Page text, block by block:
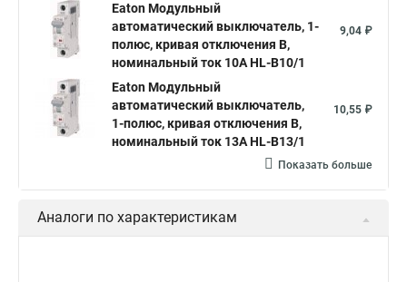
Eaton Модульный
автоматический выключатель, 1-
полюс, кривая отключения B,
номинальный ток 10А HL-B10/1
9,04 ₽
Eaton Модульный
автоматический выключатель,
1-полюс, кривая отключения B,
номинальный ток 13А HL-B13/1
10,55 ₽
Показать больше
Аналоги по характеристикам